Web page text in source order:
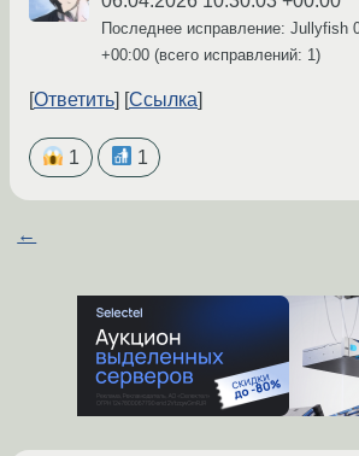
Последнее исправление: Jullyfish
+00:00 (всего исправлений: 1)
Ответить Ссылка
1 1
←